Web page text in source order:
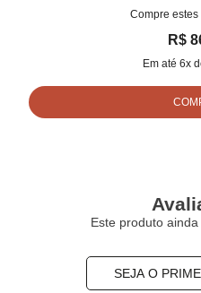
Compre estes
R$
Em até 6x
Este produto
SEJA O